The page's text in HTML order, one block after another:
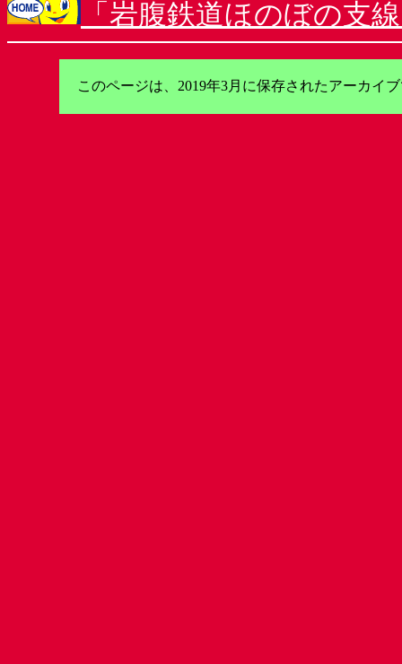
「岩腹鉄道ほのぼの支
このページは、2019年3月に保存されたアーカイ